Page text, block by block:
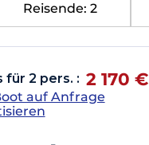
Reisende: 2
für 2 pers. : 2 170 €
auf Anfrage